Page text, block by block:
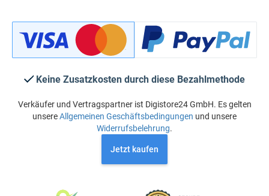
Keine Zusatzkosten durch diese Bezahlmethode
Verkäufer und Vertragspartner ist Digistore24 GmbH. Es gelten
unsereAllgemeinen Geschäftsbedingungen und unsere
Widerrufsbelehrung.
Jetzt kaufen